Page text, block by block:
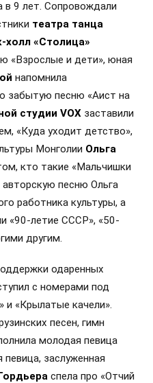
в 9 лет. Сопровождали
театра танца
«Столица»
«Взрослые и дети», юная
напомнила
забытую песню «Аист на
студии VOX заставили
«Куда уходит детство»,
Монголии Ольга
кто такие «Мальчишки
песню Ольга
работника культуры, а
«90-летие СССР», «50-
другим.
одаренных
с номерами под
и «Крылатые качели».
песен, гимн
молодая певица
певица, заслуженная
спела про «Отчий